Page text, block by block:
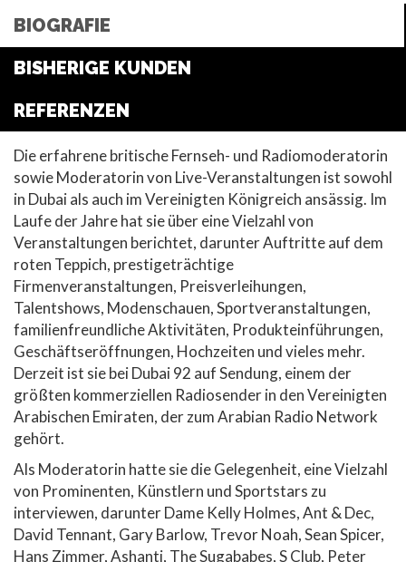
BIOGRAFIE
BISHERIGE KUNDEN
REFERENZEN
Die erfahrene britische Fernseh- und Radiomoderatorin
sowie Moderatorin von Live-Veranstaltungen ist sowohl
in Dubai als auch im Vereinigten Königreich ansässig. Im
Laufe der Jahre hat sie über eine Vielzahl von
Veranstaltungen berichtet, darunter Auftritte auf dem
roten Teppich, prestigeträchtige
Firmenveranstaltungen, Preisverleihungen,
Talentshows, Modenschauen, Sportveranstaltungen,
familienfreundliche Aktivitäten, Produkteinführungen,
Geschäftseröffnungen, Hochzeiten und vieles mehr.
Derzeit ist sie bei Dubai 92 auf Sendung, einem der
größten kommerziellen Radiosender in den Vereinigten
Arabischen Emiraten, der zum Arabian Radio Network
gehört.
Als Moderatorin hatte sie die Gelegenheit, eine Vielzahl
von Prominenten, Künstlern und Sportstars zu
interviewen, darunter Dame Kelly Holmes, Ant & Dec,
David Tennant, Gary Barlow, Trevor Noah, Sean Spicer,
Hans Zimmer, Ashanti, The Sugababes, S Club, Peter